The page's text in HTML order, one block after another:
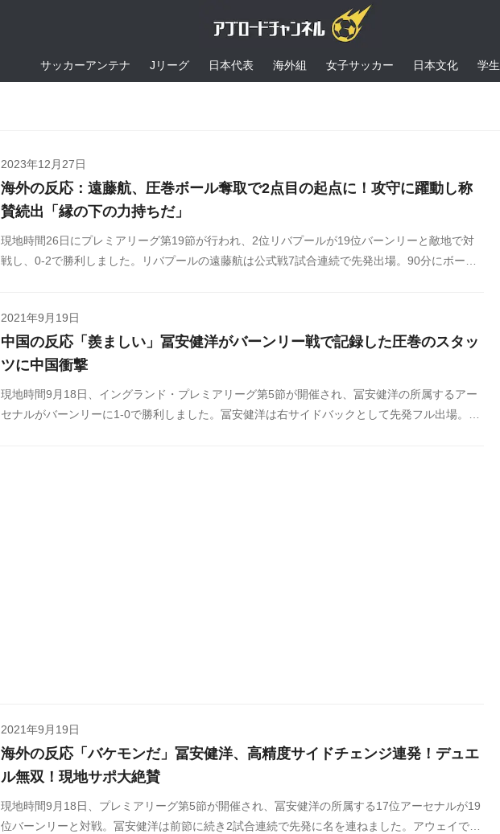
サッカーアンテナ Jリーグ 日本代表 海外組 女子サッカー 日本文化 学生
2023年12月27日
海外の反応：遠藤航、圧巻ボール奪取で2点目の起点に！攻守に躍動し称
賛続出「縁の下の力持ちだ」
現地時間26日にプレミアリーグ第19節が行われ、2位リバプールが19位バーンリーと敵地で対
戦し、0-2で勝利しました。リバプールの遠藤航は公式戦7試合連続で先発出場。90分にボール
覧ください。
2021年9月19日
中国の反応「羨ましい」冨安健洋がバーンリー戦で記録した圧巻のスタッ
ツに中国衝撃
現地時間9月18日、イングランド・プレミアリーグ第5節が開催され、冨安健洋の所属するアー
セナルがバーンリーに1-0で勝利しました。冨安健洋は右サイドバックとして先発フル出場。局
2021年9月19日
海外の反応「バケモンだ」冨安健洋、高精度サイドチェンジ連発！デュエ
ル無双！現地サポ大絶賛
現地時間9月18日、プレミアリーグ第5節が開催され、冨安健洋の所属する17位アーセナルが19
位バーンリーと対戦。冨安健洋は前節に続き2試合連続で先発に名を連ねました。アウェイで連